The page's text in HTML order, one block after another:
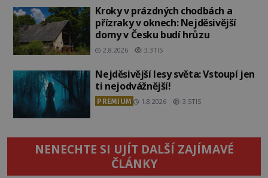
Kroky v prázdných chodbách a
přízraky v oknech: Nejděsivější
domy v Česku budí hrůzu
2.8.2026 3.3TIS
Nejděsivější lesy světa: Vstoupí jen
ti nejodvážnější!
PREMIUM 1.8.2026 3.5TIS
NENECHTE SI UJÍT DALŠÍ ZAJÍMAVÉ
ČLÁNKY